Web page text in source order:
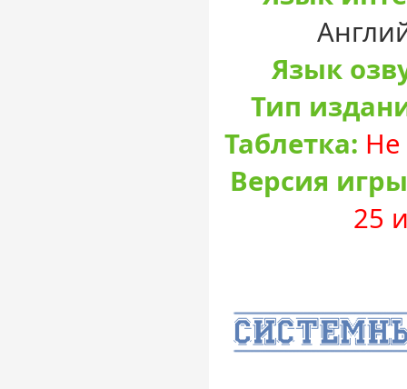
Язык
Тип
Таблетка: Не
Версия
25